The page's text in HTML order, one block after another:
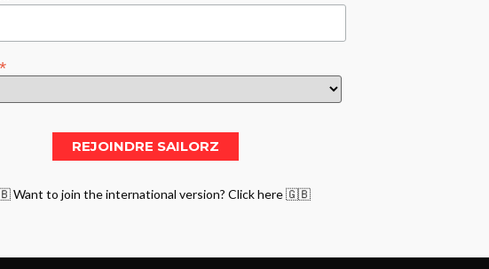
*
Want to join the international version? Click here 🇬🇧